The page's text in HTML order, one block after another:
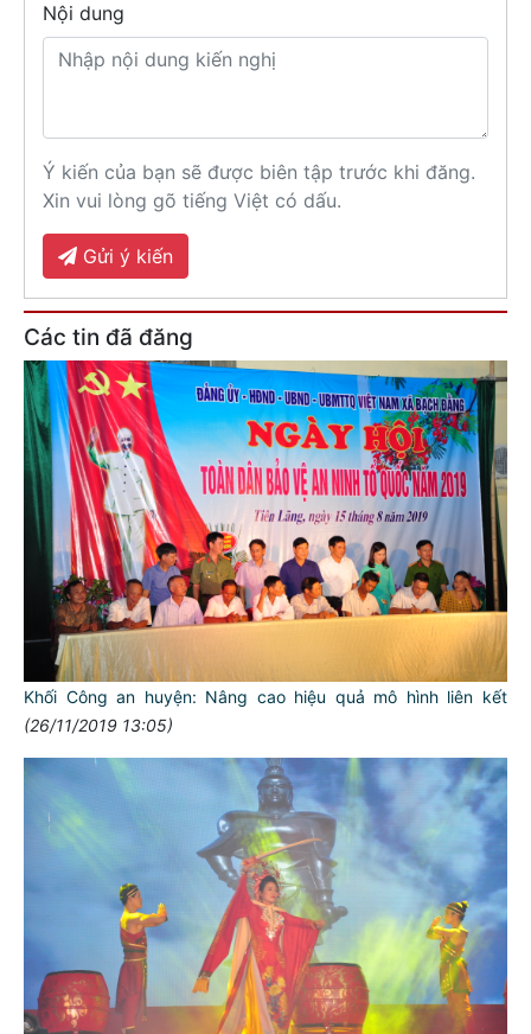
Nội dung
Ý kiến của bạn sẽ được biên tập trước khi đăng.
Xin vui lòng gõ tiếng Việt có dấu.
Gửi ý kiến
Các tin đã đăng
Khối Công an huyện: Nâng cao hiệu quả mô hình liên kết
(26/11/2019 13:05)